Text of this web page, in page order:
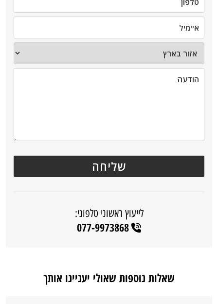
לייעוץ ראשוני טלפוני:
077-9973868
שאלות נוספות שאולי יעניינו אותך